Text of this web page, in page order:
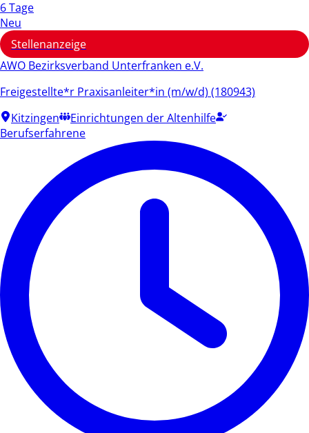
6 Tage
Neu
Stellenanzeige
AWO Bezirksverband Unterfranken e.V.
Freigestellte*r Praxisanleiter*in (m/w/d) (180943)
Kitzingen
Einrichtungen der Altenhilfe
Berufserfahrene